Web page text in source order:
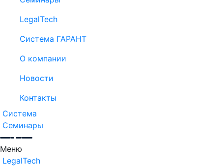
LegalTech
Система ГАРАНТ
О компании
Новости
Контакты
Система
Семинары
Меню
LegalTech